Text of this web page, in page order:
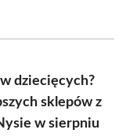
dziecięcych?
sklepów z
w sierpniu